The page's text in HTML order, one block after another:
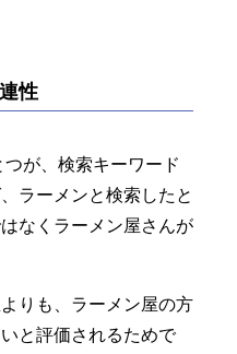
性
が、検索キーワード
ラーメンと検索したと
なくラーメン屋さんが
りも、ラーメン屋の方
と評価されるためで